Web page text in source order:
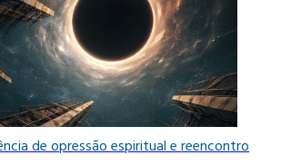
de opressão espiritual e reencontro